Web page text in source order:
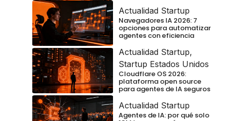
Actualidad Startup
Navegadores IA 2026: 7
opciones para automatizar
agentes con eficiencia
Actualidad Startup,
Startup Estados Unidos
Cloudflare OS 2026:
plataforma open source
para agentes de IA seguros
Actualidad Startup
Agentes de IA: por qué solo